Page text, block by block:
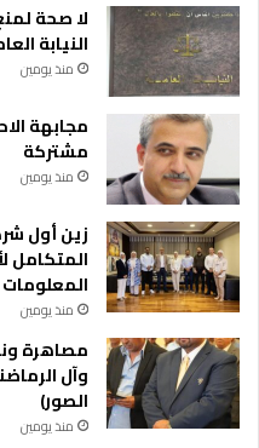
لا صحة
النيابة
منذ يومين
مجابهة
مشتركة
منذ يومين
زين أول
المتكامل
المعلومات
منذ يومين
مصاهرة
وآل
الصور)
منذ يومين